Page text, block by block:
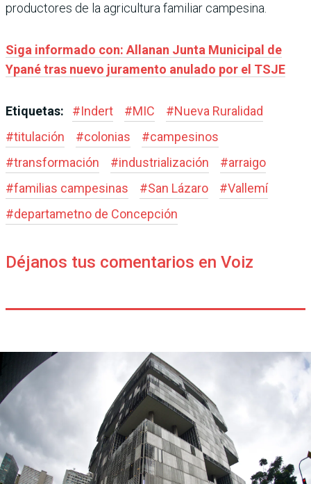
productores de la agricultura familiar campesina.
Siga informado con: Allanan Junta Municipal de
Ypané tras nuevo juramento anulado por el TSJE
Etiquetas: #Indert #MIC #Nueva Ruralidad
#titulación #colonias #campesinos
#transformación #industrialización #arraigo
#familias campesinas #San Lázaro #Vallemí
#departametno de Concepción
Déjanos tus comentarios en Voiz